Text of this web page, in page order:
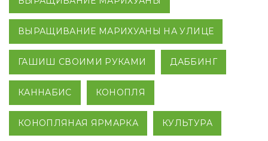
ВЫРАЩИВАНИЕ МАРИХУАНЫ НА УЛИЦЕ
ГАШИШ СВОИМИ РУКАМИ ДАББИНГ
КАННАБИС КОНОПЛЯ
КОНОПЛЯНАЯ ЯРМАРКА КУЛЬТУРА